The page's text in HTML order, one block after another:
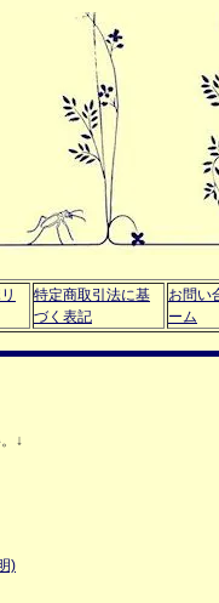
特定商取引法に基
づく表記
お問い
ーム
↓
)